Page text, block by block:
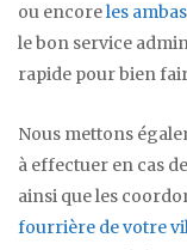
ou encoreles
le bon service
rapide pour bien
Nous mettons
à effectuer en cas
ainsi que les
fourrière de votre